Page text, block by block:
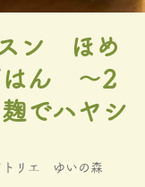
ン ほめ
はん 〜2
でハヤシ
トリエ ゆいの森